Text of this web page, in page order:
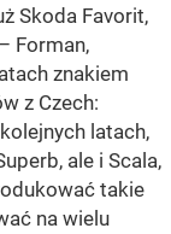
Skoda Favorit,
Forman,
znakiem
z Czech:
latach,
ale i Scala,
takie
na wielu